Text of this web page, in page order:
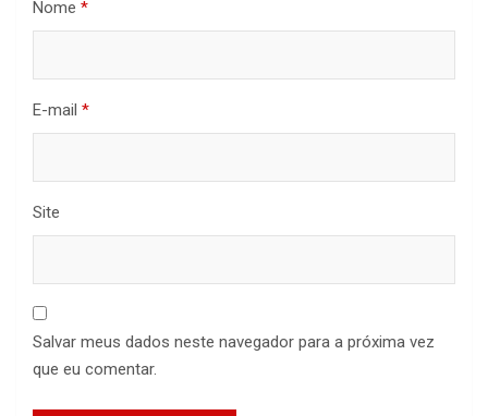
Nome *
E-mail *
Site
Salvar meus dados neste navegador para a próxima vez
que eu comentar.